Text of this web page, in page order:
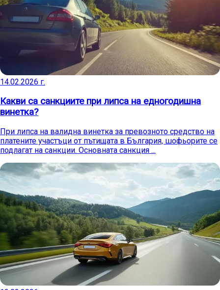
14.02.2026 г.
Какви са санкциите при липса на едногодишна
винетка?
При липса на валидна винетка за превозното средство на
платените участъци от пътищата в България, шофьорите се
подлагат на санкции. Основната санкция ...